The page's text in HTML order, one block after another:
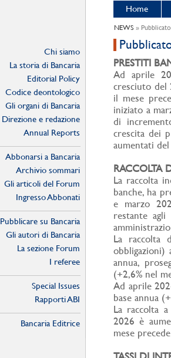
Chi siamo
La storia di Bancaria
Editorial Policy
Codice deontologico
Gli organi di Bancaria
Direzione e redazione
Annual Reports
Abbonarsi a Bancaria
Archivio sommari
Gli articoli del Forum
Ingresso Abbonati
Pubblicare su Bancaria
Gli autori di Bancaria
La sezione Forum
I referee
Special Issues
Rapporti ABI
Bancaria Editrice
Home
NEWS »
PRESTITI
Ad aprile
cresciuto del
il mese
iniziato a
di
crescita dei
aumentati
RACCOLTA
La raccolta
banche, ha
e marzo
restante agli
La raccolta
annua,
(+2,6% nel
Ad aprile
base annua
La raccolta
2026 è
mese